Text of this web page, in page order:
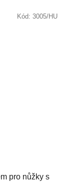
pro nůžky s
Kód: 3005/HU